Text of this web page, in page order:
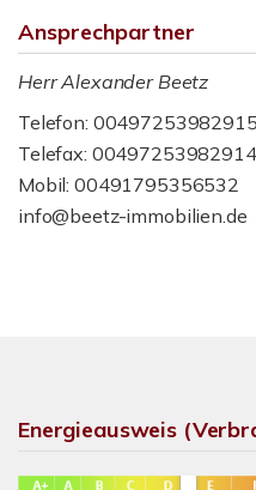
Ansprechpartner
Herr Alexander Beetz
Telefon: 00497253982915
Telefax: 00497253982914
Mobil: 00491795356532
info@beetz-immobilien.de
Energieausweis